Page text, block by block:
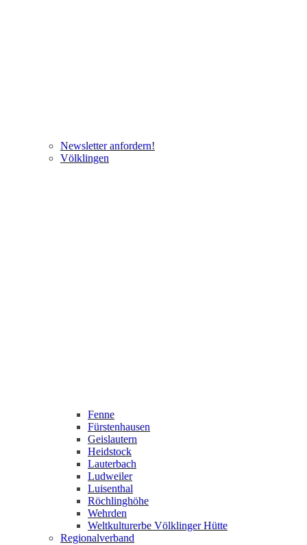
Newsletter anfordern!
Völklingen
Fenne
Fürstenhausen
Geislautern
Heidstock
Lauterbach
Ludweiler
Luisenthal
Röchlinghöhe
Wehrden
Weltkulturerbe Völklinger Hütte
Regionalverband